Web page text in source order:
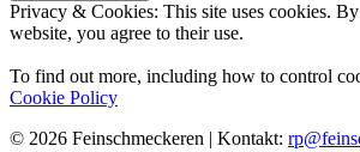
Privacy & Cookies: This site uses cookies.
website, you agree to their use.
To find out more, including how to control
Cookie Policy
© 2026 Feinschmeckeren | Kontakt: